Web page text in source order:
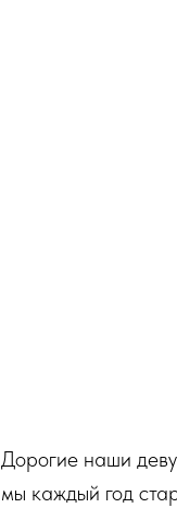
Дорогие наши
мы каждый год